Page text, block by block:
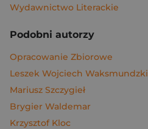
Wydawnictwo Literackie
Podobni autorzy
Opracowanie Zbiorowe
Leszek Wojciech Waksmundzki
Mariusz Szczygieł
Brygier Waldemar
Krzysztof Kloc